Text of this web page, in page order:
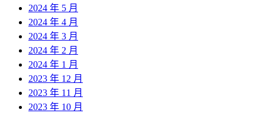
2024 年 5 月
2024 年 4 月
2024 年 3 月
2024 年 2 月
2024 年 1 月
2023 年 12 月
2023 年 11 月
2023 年 10 月